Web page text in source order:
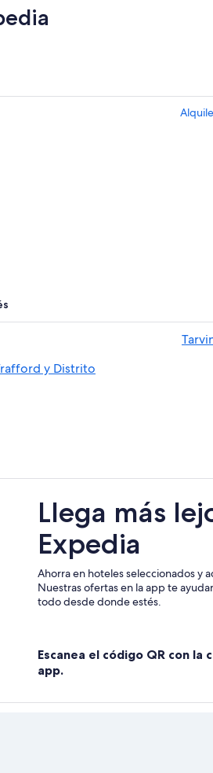
y Distrito
Llega más
Expedia
Ahorra en hoteles seleccionados y
Nuestras ofertas en la app te
todo desde donde estés.
Escanea el código QR con
app.